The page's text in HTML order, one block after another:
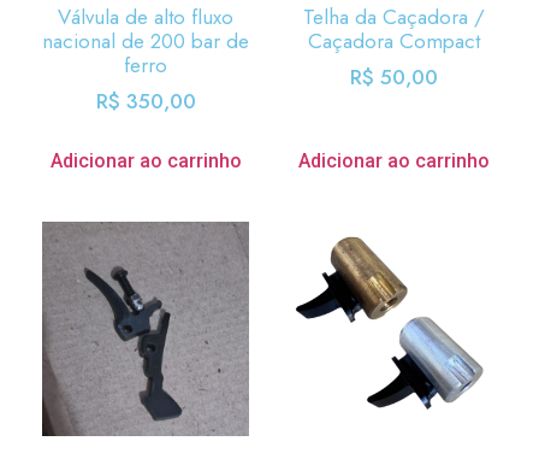
Válvula de alto fluxo
nacional de 200 bar de
ferro
R$ 350,00
Adicionar ao carrinho
Telha da Caçadora /
Caçadora Compact
R$ 50,00
Adicionar ao carrinho